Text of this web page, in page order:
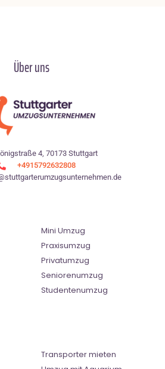
Über uns
4, 70173 Stuttgart
+4915792632808
Mini Umzug
Praxisumzug
Privatumzug
Seniorenumzug
Studentenumzug
Transporter mieten